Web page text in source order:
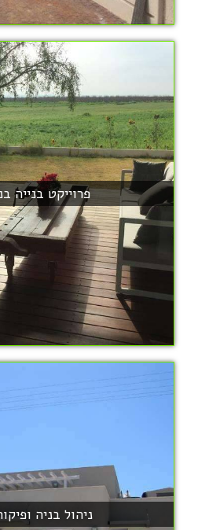
פרוייקט בנייה
ניהול בניה